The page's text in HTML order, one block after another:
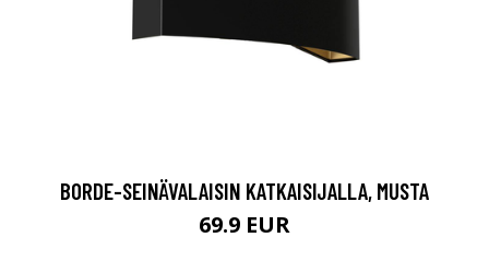
BORDE-SEINÄVALAISIN KATKAISIJALLA, MUSTA
69.9 EUR